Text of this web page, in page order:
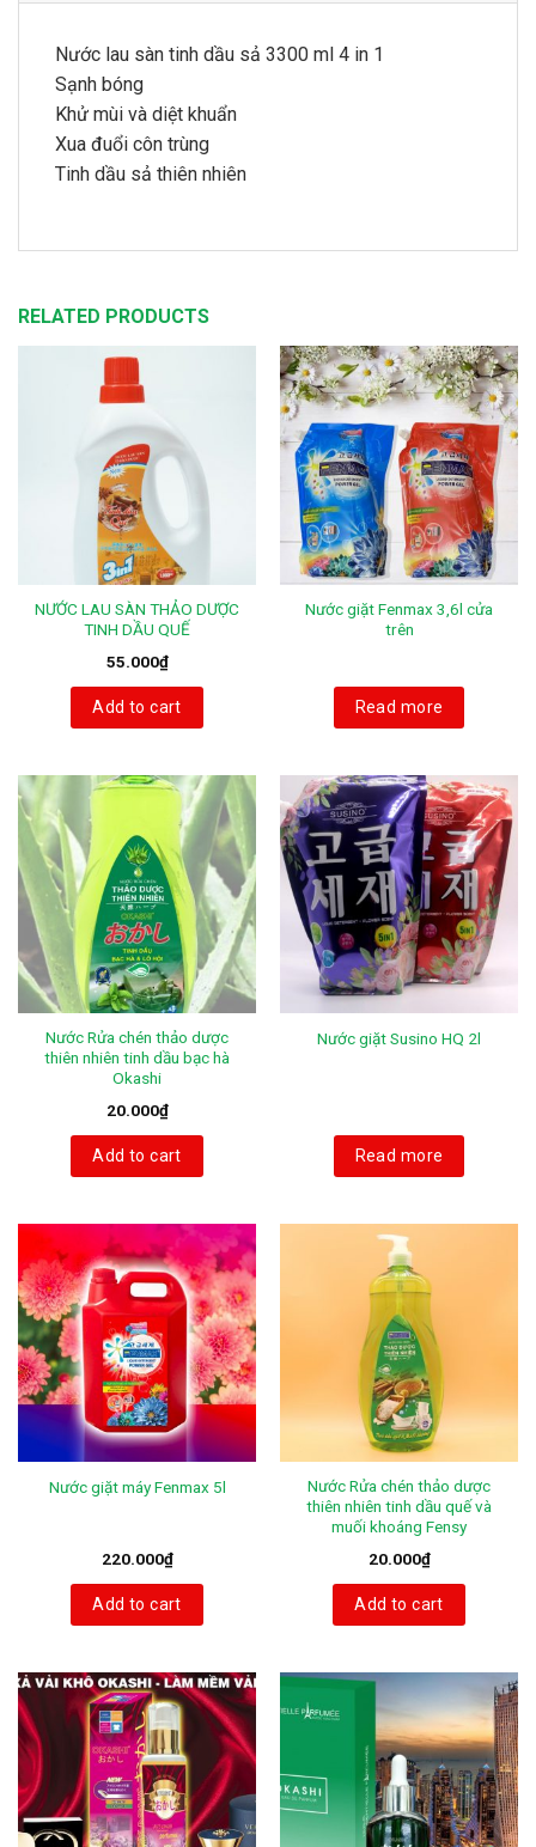
Nước lau sàn tinh dầu sả 3300 ml 4 in 1
Sạnh bóng
Khử mùi và diệt khuẩn
Xua đuổi côn trùng
Tinh dầu sả thiên nhiên
RELATED PRODUCTS
NƯỚC LAU SÀN THẢO DƯỢC
TINH DẦU QUẾ
55.000₫
Add to cart
Nước giặt Fenmax 3,6l cửa
trên
Read more
Nước Rửa chén thảo dược
thiên nhiên tinh dầu bạc hà
Okashi
20.000₫
Add to cart
Nước giặt Susino HQ 2l
Read more
Nước giặt máy Fenmax 5l
220.000₫
Add to cart
Nước Rửa chén thảo dược
thiên nhiên tinh dầu quế và
muối khoáng Fensy
20.000₫
Add to cart